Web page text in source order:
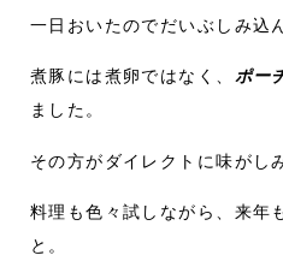
一日おいたのでだいぶしみ込
煮豚には煮卵ではなく、 ポー
ました。
その方がダイレクトに味がし
料理も色々試しながら、来年
と。